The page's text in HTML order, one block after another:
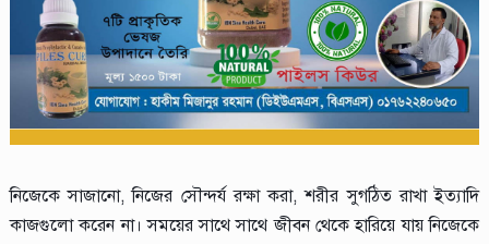
নিজেকে সাজানো, নিজের সৌন্দর্য রক্ষা করা, শরীর সুগঠিত রাখা ইত্যাদি
কাজগুলো করেন না। সময়ের সাথে সাথে জীবন থেকে হারিয়ে যায় নিজেকে